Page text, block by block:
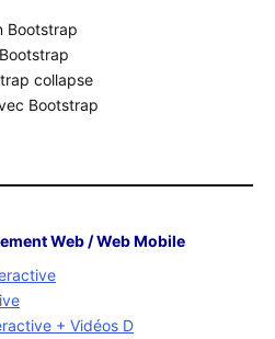
Bootstrap
collapse
Bootstrap
Web / Web Mobile
+ Vidéos D